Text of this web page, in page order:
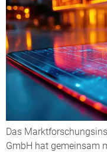
Das
GmbH hat gemeinsam